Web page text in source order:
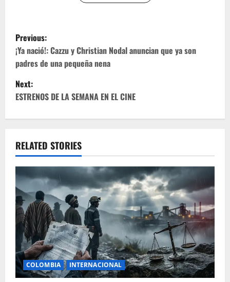
P
o
s
t
n
a
v
i
g
a
t
i
Previous:
¡Ya nació!: Cazzu y Christian Nodal anuncian que ya son
padres de una pequeña nena
Next:
ESTRENOS DE LA SEMANA EN EL CINE
RELATED STORIES
COLOMBIA INTERNACIONAL